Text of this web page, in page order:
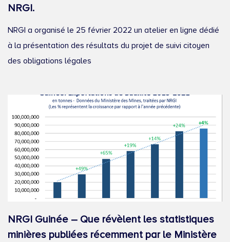
NRGI.
NRGI a organisé le 25 février 2022 un atelier en ligne dédié
à la présentation des résultats du projet de suivi citoyen
des obligations légales
NRGI Guinée – Que révèlent les statistiques
minières publiées récemment par le Ministère